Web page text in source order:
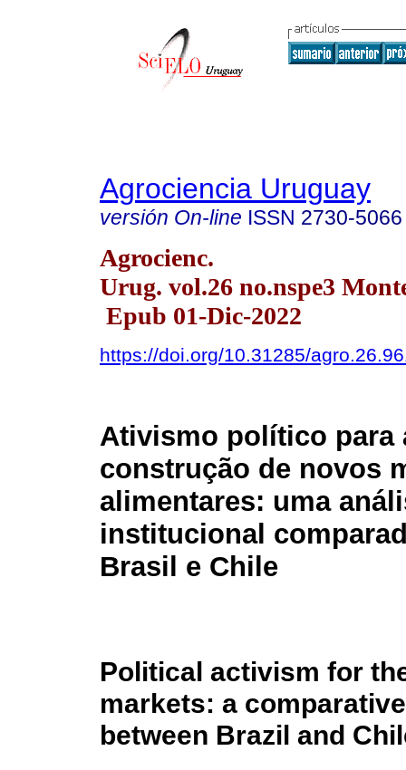
Agrociencia Uruguay
versión On-line ISSN 2730-5066
Agrocienc.
Urug. vol.26 no.nspe3
Epub 01-Dic-2022
https://doi.org/10.31285/
Ativismo político para
construção de novos
alimentares: uma
institucional
Brasil e Chile
Political activism for
markets: a
between Brazil and